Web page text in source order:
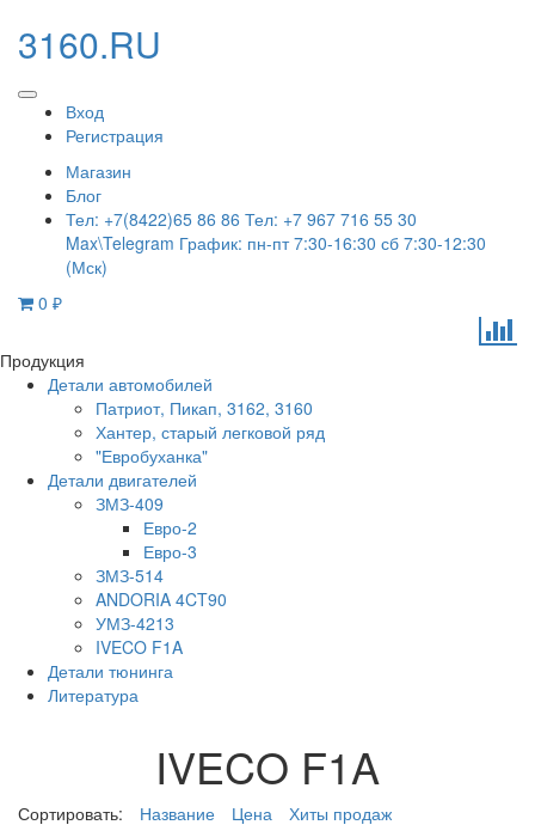
3160.RU
Вход
Регистрация
Магазин
Блог
Тел: +7(8422)65 86 86 Тел: +7 967 716 55 30
Max\Telegram График: пн-пт 7:30-16:30 сб 7:30-12:30
(Мск)
0 ₽
Продукция
Детали автомобилей
Патриот, Пикап, 3162, 3160
Хантер, старый легковой ряд
"Евробуханка"
Детали двигателей
ЗМЗ-409
Евро-2
Евро-3
ЗМЗ-514
ANDORIA 4CT90
УМЗ-4213
IVECO F1A
Детали тюнинга
Литература
IVECO F1A
Сортировать: Название Цена
Хиты продаж